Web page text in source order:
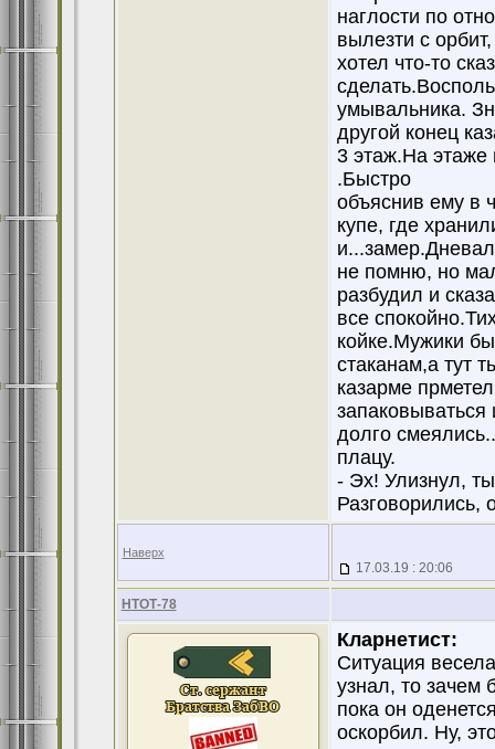
наглости по
вылезти с
хотел что-то
умывальника.
другой конец
3 этаж.На этаже
.Быстро
объяснив ему в
купе, где
не помню, но
разбудил и
все
койке.Мужики
стаканам,а тут
казарме
запаковываться
долго
плацу.
- Эх! Улизнул,
Разговорились,
Наверх
17.03.19 : 20:06
НТОТ-78
Кларнетист:
Ситуация
узнал, то зачем
пока он
оскорбил. Ну,